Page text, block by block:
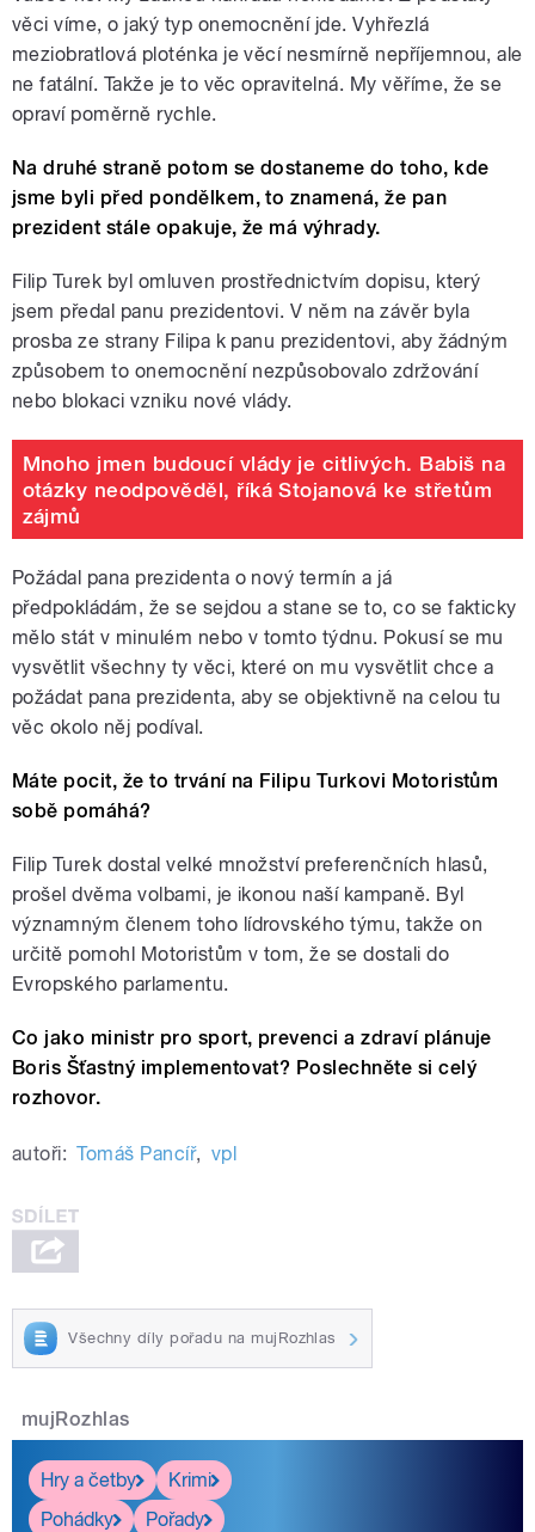
věci víme, o jaký typ onemocnění jde. Vyhřezlá
meziobratlová ploténka je věcí nesmírně nepříjemnou, ale
ne fatální. Takže je to věc opravitelná. My věříme, že se
opraví poměrně rychle.
Na druhé straně potom se dostaneme do toho, kde
jsme byli před pondělkem, to znamená, že pan
prezident stále opakuje, že má výhrady.
Filip Turek byl omluven prostřednictvím dopisu, který
jsem předal panu prezidentovi. V něm na závěr byla
prosba ze strany Filipa k panu prezidentovi, aby žádným
způsobem to onemocnění nezpůsobovalo zdržování
nebo blokaci vzniku nové vlády.
Mnoho jmen budoucí vlády je citlivých. Babiš na
otázky neodpověděl, říká Stojanová ke střetům
zájmů
Požádal pana prezidenta o nový termín a já
předpokládám, že se sejdou a stane se to, co se fakticky
mělo stát v minulém nebo v tomto týdnu. Pokusí se mu
vysvětlit všechny ty věci, které on mu vysvětlit chce a
požádat pana prezidenta, aby se objektivně na celou tu
věc okolo něj podíval.
Máte pocit, že to trvání na Filipu Turkovi Motoristům
sobě pomáhá?
Filip Turek dostal velké množství preferenčních hlasů,
prošel dvěma volbami, je ikonou naší kampaně. Byl
významným členem toho lídrovského týmu, takže on
určitě pomohl Motoristům v tom, že se dostali do
Evropského parlamentu.
Co jako ministr pro sport, prevenci a zdraví plánuje
Boris Šťastný implementovat? Poslechněte si celý
rozhovor.
autoři: Tomáš Pancíř, vpl
Všechny díly pořadu na mujRozhlas
mujRozhlas
Hry a četby
Krimi
Pohádky
Pořady